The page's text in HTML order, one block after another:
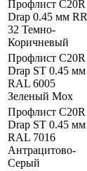
Профлист С20R
Drap 0.45 мм RR
32 Темно-
Коричневый
Профлист С20R
Drap ST 0.45 мм
RAL 6005
Зеленый Мох
Профлист С20R
Drap ST 0.45 мм
RAL 7016
Антрацитово-
Серый